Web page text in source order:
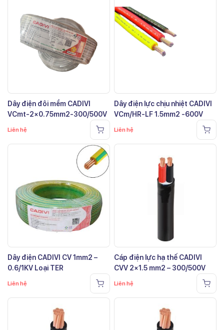
Dây điện đôi mềm CADIVI
VCmt-2×0.75mm2-300/500V
Liên hệ
Dây điện lực chịu nhiệt CADIVI
VCm/HR-LF 1.5mm2 -600V
Liên hệ
Dây điện CADIVI CV 1mm2 –
0.6/1KV Loại TER
Liên hệ
Cáp điện lực hạ thế CADIVI
CVV 2×1.5 mm2 – 300/500V
Liên hệ